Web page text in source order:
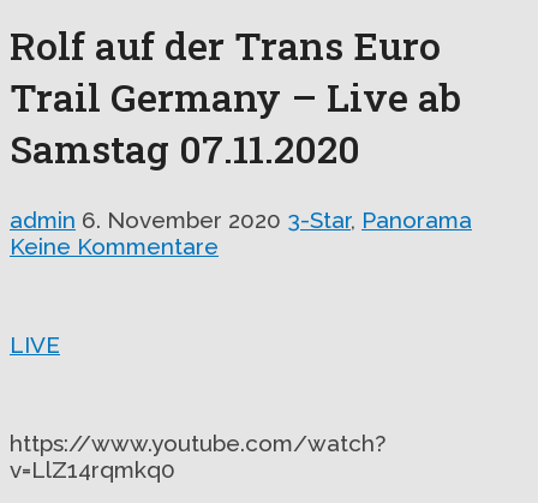
Rolf auf der Trans Euro
Trail Germany – Live ab
Samstag 07.11.2020
admin 6. November 2020 3-Star, Panorama
Keine Kommentare
LIVE
https://www.youtube.com/watch?
v=LlZ14rqmkq0